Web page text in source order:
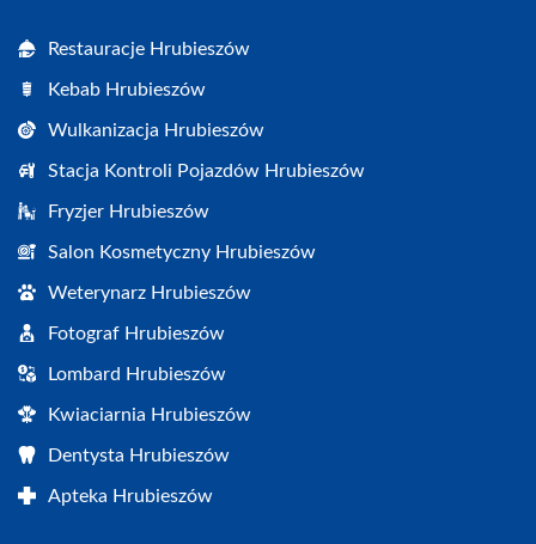
Restauracje Hrubieszów
Kebab Hrubieszów
Wulkanizacja Hrubieszów
Stacja Kontroli Pojazdów Hrubieszów
Fryzjer Hrubieszów
Salon Kosmetyczny Hrubieszów
Weterynarz Hrubieszów
Fotograf Hrubieszów
Lombard Hrubieszów
Kwiaciarnia Hrubieszów
Dentysta Hrubieszów
Apteka Hrubieszów